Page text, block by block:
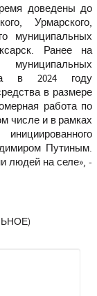
доведены до
Урмарского,
муниципальных
Ранее на
в 2024 году
в размере
работа по
числе и в рамках
Путиным.
людей на селе», -